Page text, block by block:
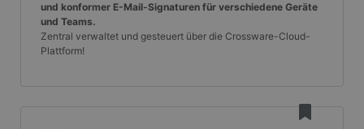
und konformer E-Mail-Signaturen für verschiedene Geräte
und Teams.
Zentral verwaltet und gesteuert über die Crossware-Cloud-
Plattform!